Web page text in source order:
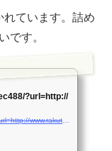
れています。詰め
です。
?url=http://